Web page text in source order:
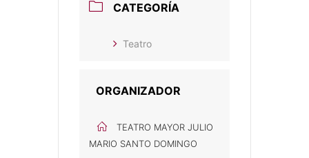
CATEGORÍA
Teatro
ORGANIZADOR
TEATRO MAYOR JULIO
MARIO SANTO DOMINGO